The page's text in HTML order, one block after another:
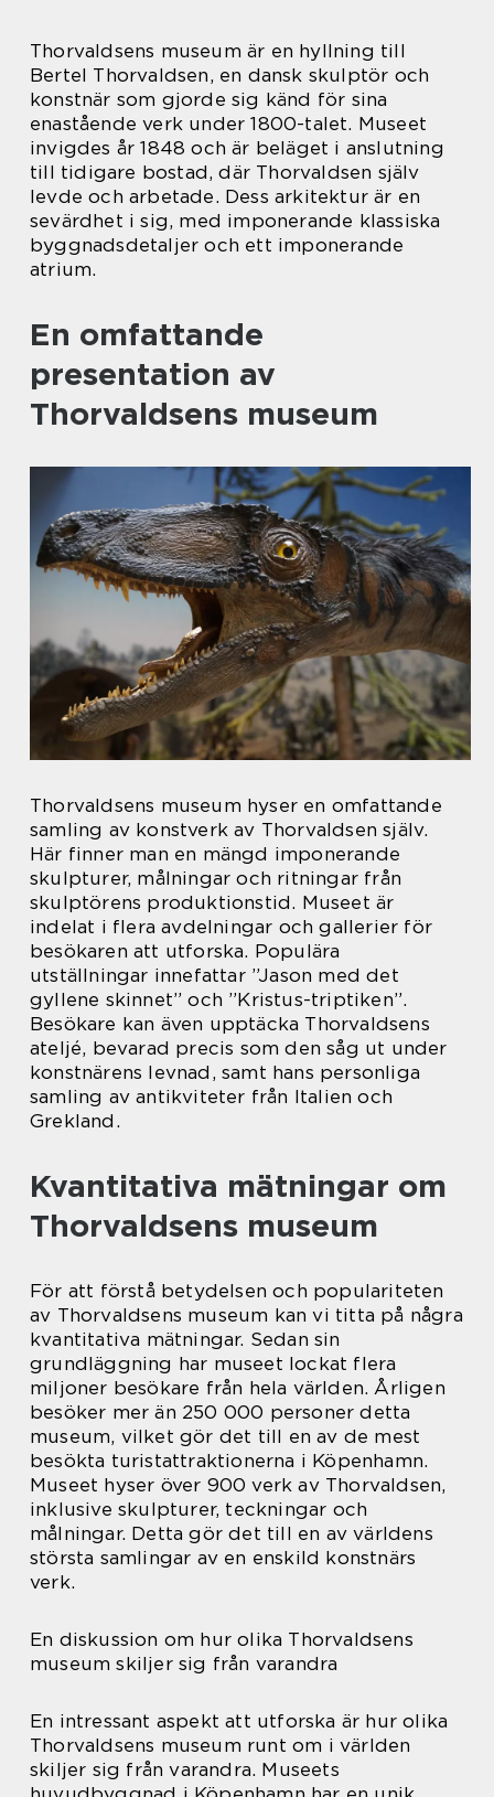
Thorvaldsens museum är en hyllning till
Bertel Thorvaldsen, en dansk skulptör och
konstnär som gjorde sig känd för sina
enastående verk under 1800-talet. Museet
invigdes år 1848 och är beläget i anslutning
till tidigare bostad, där Thorvaldsen själv
levde och arbetade. Dess arkitektur är en
sevärdhet i sig, med imponerande klassiska
byggnadsdetaljer och ett imponerande
atrium.
En omfattande
presentation av
Thorvaldsens museum
Thorvaldsens museum hyser en omfattande
samling av konstverk av Thorvaldsen själv.
Här finner man en mängd imponerande
skulpturer, målningar och ritningar från
skulptörens produktionstid. Museet är
indelat i flera avdelningar och gallerier för
besökaren att utforska. Populära
utställningar innefattar ”Jason med det
gyllene skinnet” och ”Kristus-triptiken”.
Besökare kan även upptäcka Thorvaldsens
ateljé, bevarad precis som den såg ut under
konstnärens levnad, samt hans personliga
samling av antikviteter från Italien och
Grekland.
Kvantitativa mätningar om
Thorvaldsens museum
För att förstå betydelsen och populariteten
av Thorvaldsens museum kan vi titta på några
kvantitativa mätningar. Sedan sin
grundläggning har museet lockat flera
miljoner besökare från hela världen. Årligen
besöker mer än 250 000 personer detta
museum, vilket gör det till en av de mest
besökta turistattraktionerna i Köpenhamn.
Museet hyser över 900 verk av Thorvaldsen,
inklusive skulpturer, teckningar och
målningar. Detta gör det till en av världens
största samlingar av en enskild konstnärs
verk.
En diskussion om hur olika Thorvaldsens
museum skiljer sig från varandra
En intressant aspekt att utforska är hur olika
Thorvaldsens museum runt om i världen
skiljer sig från varandra. Museets